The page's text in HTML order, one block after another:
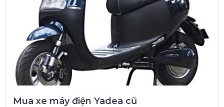
Mua xe máy điện Yadea cũ